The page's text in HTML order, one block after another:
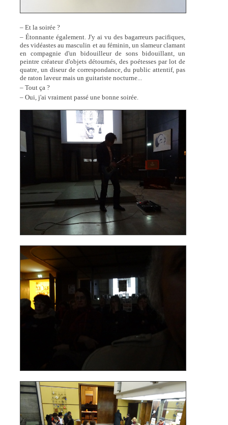
– Et la soirée ?
– Étonnante également. J'y ai vu des bagarreurs pacifiques,
des vidéastes au masculin et au féminin, un slameur clamant
en compagnie d'un bidouilleur de sons bidouillant, un
peintre créateur d'objets détournés, des poétesses par lot de
quatre, un diseur de correspondance, du public attentif, pas
de raton laveur mais un guitariste nocturne...
– Tout ça ?
– Oui, j'ai vraiment passé une bonne soirée.